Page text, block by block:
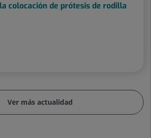
colocación de prótesis de rodilla
Ver más actualidad